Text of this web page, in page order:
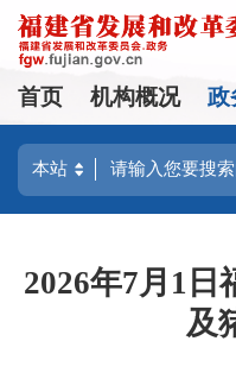
首页 机构概况 政
2026年7月1日
及